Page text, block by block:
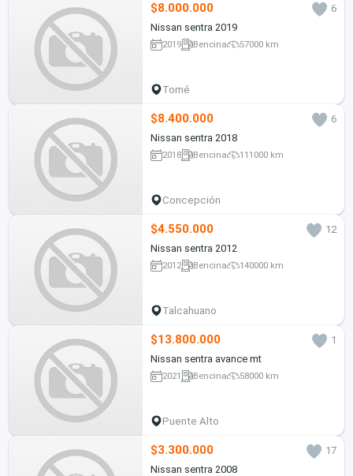
$8.000.000
6
Nissan sentra 2019
2019 Bencina 57000 km
Tomé
$8.400.000
6
Nissan sentra 2018
2018 Bencina 111000 km
Concepción
$4.550.000
12
Nissan sentra 2012
2012 Bencina 140000 km
Talcahuano
$13.800.000
1
Nissan sentra avance mt
2021 Bencina 58000 km
Puente Alto
$3.300.000
17
Nissan sentra 2008